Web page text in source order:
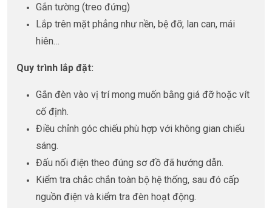
Gắn tường (treo đứng)
Lắp trên mặt phẳng như nền, bệ đỡ, lan can, mái
hiên…
Quy trình lắp đặt:
Gắn đèn vào vị trí mong muốn bằng giá đỡ hoặc vít
cố định.
Điều chỉnh góc chiếu phù hợp với không gian chiếu
sáng.
Đấu nối điện theo đúng sơ đồ đã hướng dẫn.
Kiểm tra chắc chắn toàn bộ hệ thống, sau đó cấp
nguồn điện và kiểm tra đèn hoạt động.